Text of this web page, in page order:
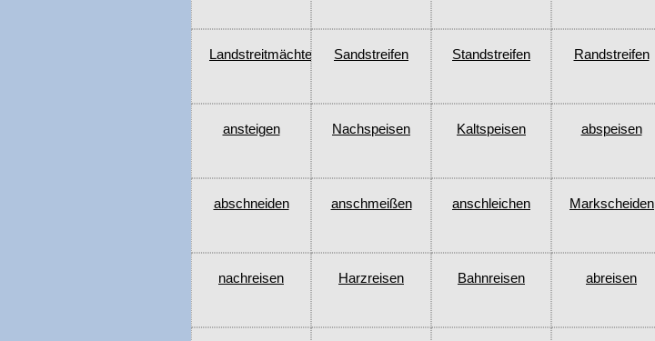
Landstreitmächten Sandstreifen Standstreifen Randstreifen
ansteigen Nachspeisen Kaltspeisen abspeisen
abschneiden anschmeißen anschleichen Markscheiden
nachreisen Harzreisen Bahnreisen abreisen